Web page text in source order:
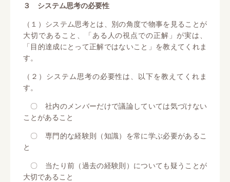
３ システム思考の必要性
（１）システム思考とは、別の角度で物事を見ることが
大切であること、「ある人の視点での正解」が実は、
「目的達成にとって正解ではないこと」を教えてくれま
す。
（２）システム思考の必要性は、以下を教えてくれま
す。
〇 社内のメンバーだけで議論していては気づけない
ことがあること
〇 専門的な経験則（知識）を常に学ぶ必要があるこ
と
〇 当たり前（過去の経験則）についても疑うことが
大切であること